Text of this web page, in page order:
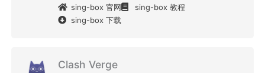
sing-box 官网
sing-box 教程
sing-box 下载
Clash Verge